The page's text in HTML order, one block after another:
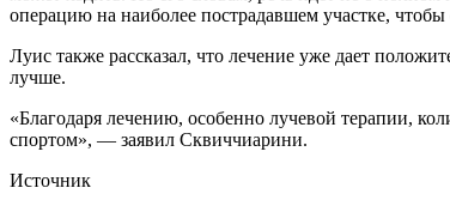
операцию на наиболее пострадавшем участке,
Луис также рассказал, что лечение уже дает
лучше.
«Благодаря лечению, особенно лучевой терапии,
спортом», — заявил Сквиччиарини.
Источник